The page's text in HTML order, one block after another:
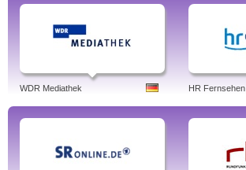
WDR Mediathek HR Fernsehen